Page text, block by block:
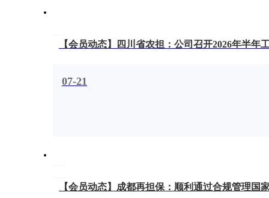
【会员动态】四川省农担：公司召开2026年半年
07-21
【会员动态】成都再担保：顺利通过合规管理国